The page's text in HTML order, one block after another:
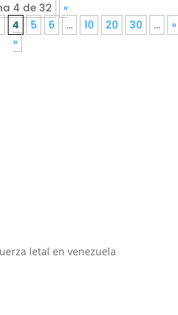
4 de 32
«
4 5 6 ... 10 20 30 ...
»
»
letal en venezuela